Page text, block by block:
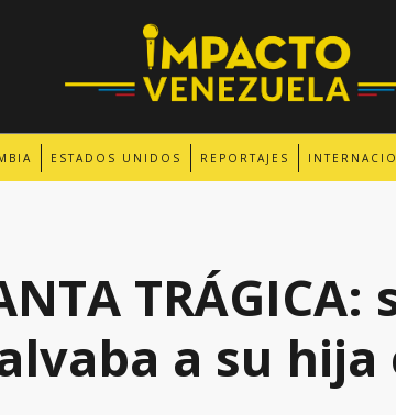
ESTADOS UNIDOS REPORTAJES
TRÁGICA:
a su hija